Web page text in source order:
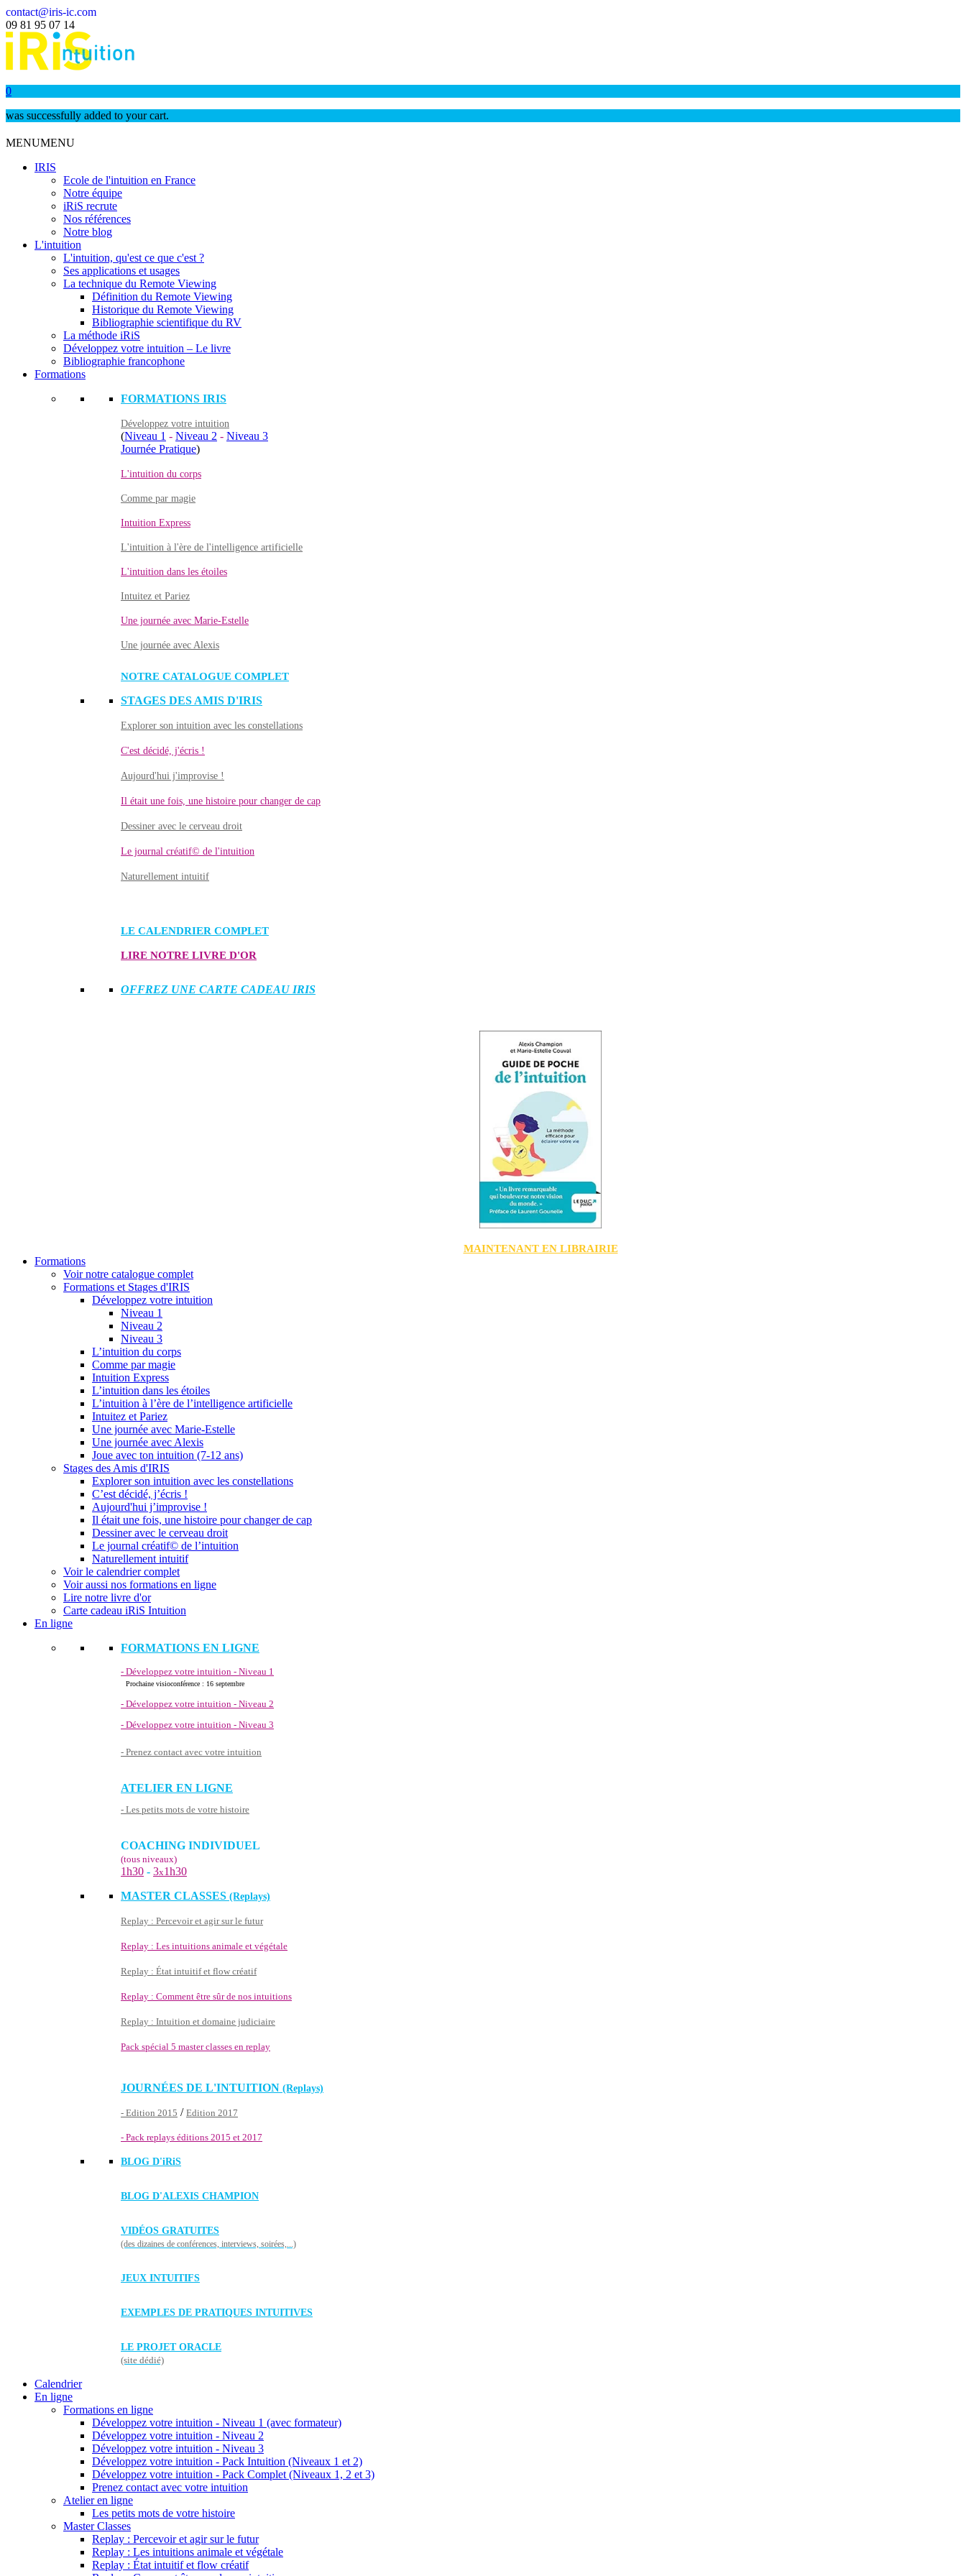
contact@iris-ic.com
09 81 95 07 14
0
was successfully added to your cart.
MENUMENU
IRIS
Ecole de l'intuition en France
Notre équipe
iRiS recrute
Nos références
Notre blog
L'intuition
L'intuition, qu'est ce que c'est ?
Ses applications et usages
La technique du Remote Viewing
Définition du Remote Viewing
Historique du Remote Viewing
Bibliographie scientifique du RV
La méthode iRiS
Développez votre intuition – Le livre
Bibliographie francophone
Formations
FORMATIONS IRIS
Développez votre intuition
(Niveau 1 - Niveau 2 - Niveau 3
Journée Pratique)
L'intuition du corps
Comme par magie
Intuition Express
L'intuition à l'ère de l'intelligence artificielle
L'intuition dans les étoiles
Intuitez et Pariez
Une journée avec Marie-Estelle
Une journée avec Alexis
NOTRE CATALOGUE COMPLET
STAGES DES AMIS D'IRIS
Explorer son intuition avec les constellations
C'est décidé, j'écris !
Aujourd'hui j'improvise !
Il était une fois, une histoire pour changer de cap
Dessiner avec le cerveau droit
Le journal créatif© de l'intuition
Naturellement intuitif
LE CALENDRIER COMPLET
LIRE NOTRE LIVRE D'OR
OFFREZ UNE CARTE CADEAU IRIS
MAINTENANT EN LIBRAIRIE
Formations
Voir notre catalogue complet
Formations et Stages d'IRIS
Développez votre intuition
Niveau 1
Niveau 2
Niveau 3
L’intuition du corps
Comme par magie
Intuition Express
L’intuition dans les étoiles
L’intuition à l’ère de l’intelligence artificielle
Intuitez et Pariez
Une journée avec Marie-Estelle
Une journée avec Alexis
Joue avec ton intuition (7-12 ans)
Stages des Amis d'IRIS
Explorer son intuition avec les constellations
C’est décidé, j’écris !
Aujourd'hui j’improvise !
Il était une fois, une histoire pour changer de cap
Dessiner avec le cerveau droit
Le journal créatif© de l’intuition
Naturellement intuitif
Voir le calendrier complet
Voir aussi nos formations en ligne
Lire notre livre d'or
Carte cadeau iRiS Intuition
En ligne
FORMATIONS EN LIGNE
- Développez votre intuition - Niveau 1
Prochaine visioconférence : 16 septembre
- Développez votre intuition - Niveau 2
- Développez votre intuition - Niveau 3
- Prenez contact avec votre intuition
ATELIER EN LIGNE
- Les petits mots de votre histoire
COACHING INDIVIDUEL
(tous niveaux)
1h30 - 3x1h30
MASTER CLASSES (Replays)
Replay : Percevoir et agir sur le futur
Replay : Les intuitions animale et végétale
Replay : État intuitif et flow créatif
Replay : Comment être sûr de nos intuitions
Replay : Intuition et domaine judiciaire
Pack spécial 5 master classes en replay
JOURNÉES DE L'INTUITION (Replays)
- Edition 2015 / Edition 2017
- Pack replays éditions 2015 et 2017
BLOG D'iRiS
BLOG D'ALEXIS CHAMPION
VIDÉOS GRATUITES
(des dizaines de conférences, interviews, soirées,...)
JEUX INTUITIFS
EXEMPLES DE PRATIQUES INTUITIVES
LE PROJET ORACLE
(site dédié)
Calendrier
En ligne
Formations en ligne
Développez votre intuition - Niveau 1 (avec formateur)
Développez votre intuition - Niveau 2
Développez votre intuition - Niveau 3
Développez votre intuition - Pack Intuition (Niveaux 1 et 2)
Développez votre intuition - Pack Complet (Niveaux 1, 2 et 3)
Prenez contact avec votre intuition
Atelier en ligne
Les petits mots de votre histoire
Master Classes
Replay : Percevoir et agir sur le futur
Replay : Les intuitions animale et végétale
Replay : État intuitif et flow créatif